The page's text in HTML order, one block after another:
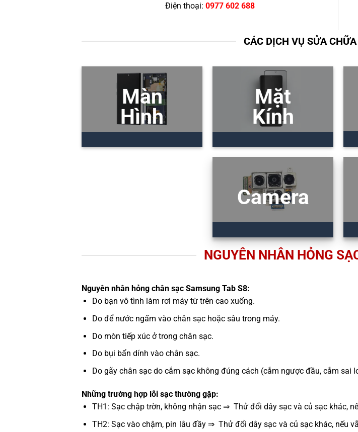
Điện thoại: 0977 602 688
CÁC DỊCH VỤ SỬA
Màn
Hình
Mặt
Kính
Camera
NGUYÊN NHÂN HỎNG
Nguyên nhân hỏng chân sạc Samsung Tab S8:
Do bạn vô tình làm rơi máy từ trên cao xuống.
Do để nước ngấm vào chân sạc hoặc sâu trong máy.
Do mòn tiếp xúc ở trong chân sạc.
Do bụi bẩn dính vào chân sạc.
Do gãy chân sạc do cắm sạc không đúng cách (cắm ngược đầu, cắm sai
Những trường hợp lỗi sạc thường gặp:
TH1: Sạc chập trờn, không nhận sạc ⇒ Thử đổi dây sạc và củ sạc khác,
TH2: Sạc vào chậm, pin lâu đầy ⇒ Thử đổi dây sạc và củ sạc khác, nếu